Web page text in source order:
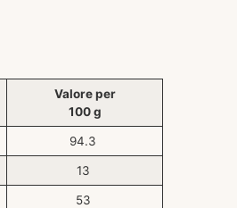
Valore per
100 g
94.3
13
53